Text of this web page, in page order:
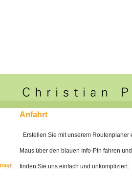
Anfahrt
Erstellen Sie mit unserem
Maus über den blauen Info-Pin fahren
finden Sie uns einfach und unkompliziert.